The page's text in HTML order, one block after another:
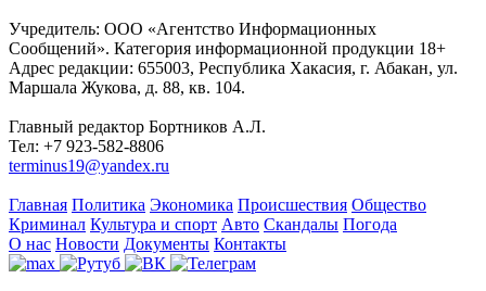
Учредитель: ООО «Агентство Информационных
Сообщений». Категория информационной продукции 18+
Адрес редакции: 655003, Республика Хакасия, г. Абакан, ул.
Маршала Жукова, д. 88, кв. 104.
Главный редактор Бортников А.Л.
Тел: +7 923-582-8806
terminus19@yandex.ru
Главная Политика Экономика Происшествия Общество
Криминал Культура и спорт Авто Скандалы Погода
О нас Новости Документы Контакты